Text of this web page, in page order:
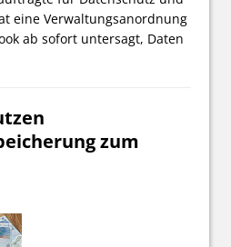
eine Verwaltungsanordnung
ab sofort untersagt, Daten
zum